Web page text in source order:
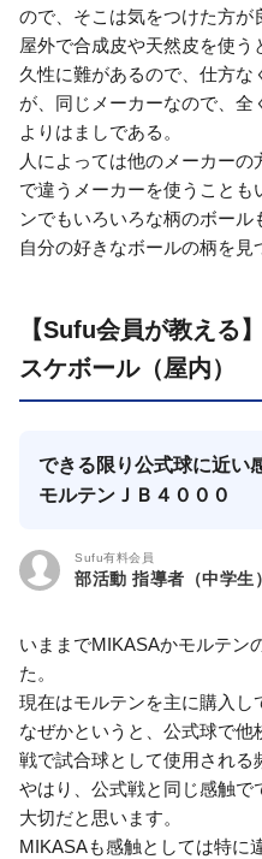
ので、そこは気をつけた方が
屋外で合成皮や天然皮を使
久性に難があるので、仕方
が、同じメーカーなので、全
よりはましである。
人によっては他のメーカー
で違うメーカーを使うこと
ンでもいろいろな柄のボー
自分の好きなボールの柄を見
【Sufu会員が教える
スケボール（屋内）
できる限り公式球に近い
モルテンＪＢ４０００
Sufu有料会員
部活動 指導者（中学生）
いままでMIKASAかモルテン
た。
現在はモルテンを主に購入し
なぜかというと、公式球で
戦で試合球として使用される
やはり、公式戦と同じ感触
大切だと思います。
MIKASAも感触としては特に